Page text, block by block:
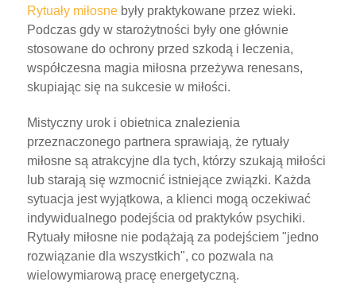
Rytuały miłosne były praktykowane przez wieki.
Podczas gdy w starożytności były one głównie
stosowane do ochrony przed szkodą i leczenia,
współczesna magia miłosna przeżywa renesans,
skupiając się na sukcesie w miłości.
Mistyczny urok i obietnica znalezienia
przeznaczonego partnera sprawiają, że rytuały
miłosne są atrakcyjne dla tych, którzy szukają miłości
lub starają się wzmocnić istniejące związki. Każda
sytuacja jest wyjątkowa, a klienci mogą oczekiwać
indywidualnego podejścia od praktyków psychiki.
Rytuały miłosne nie podążają za podejściem "jedno
rozwiązanie dla wszystkich", co pozwala na
wielowymiarową pracę energetyczną.